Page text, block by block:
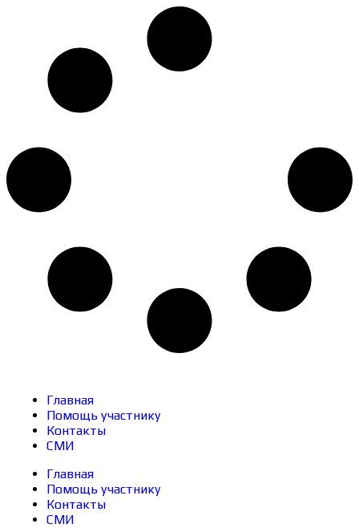
Главная
Помощь участнику
Контакты
СМИ
Главная
Помощь участнику
Контакты
СМИ